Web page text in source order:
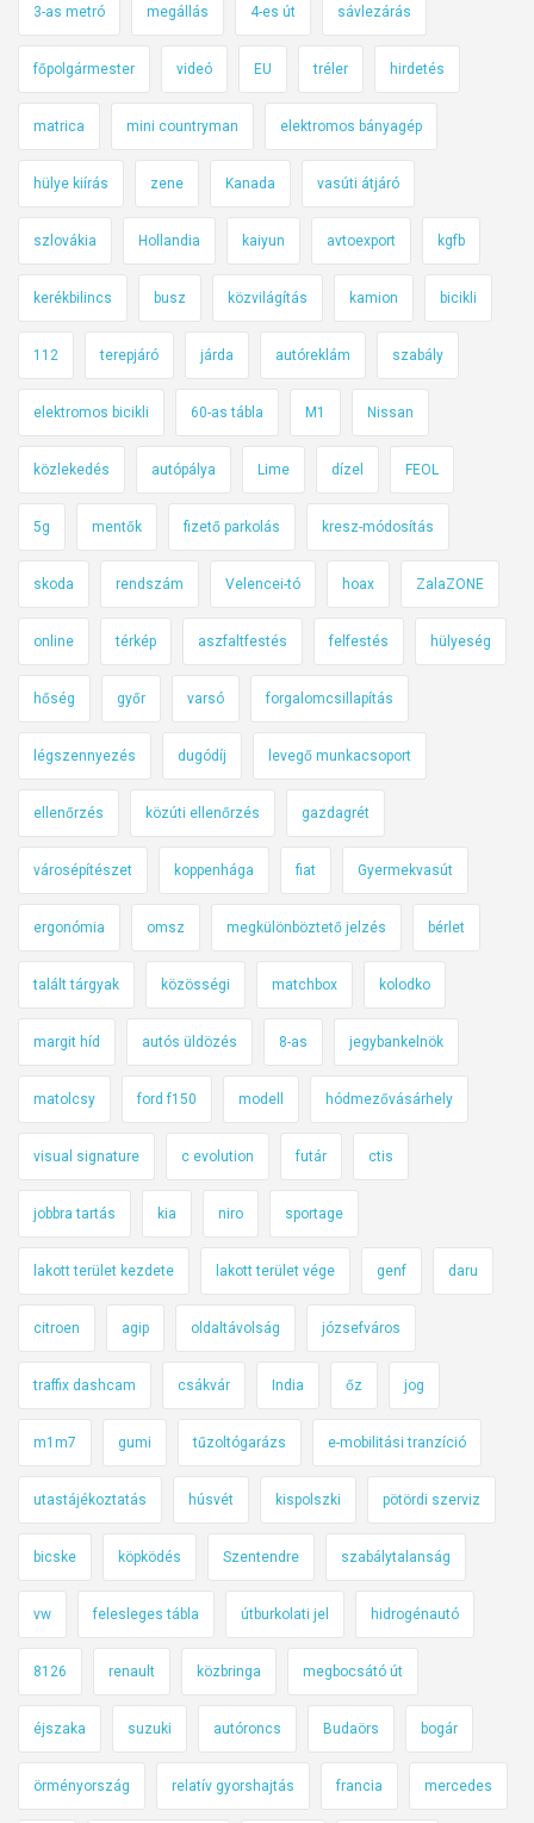
s
z
s
o
f
r
k
i
g
e
i
ö
l
e
k
é
s
b
i
z
t
o
s
g
ö
s
s
z
f
g
a
3-as metró megállás 4-es út sávlezárás
főpolgármester videó EU tréler hirdetés
matrica mini countryman elektromos bányagép
hülye kiírás zene Kanada vasúti átjáró
szlovákia Hollandia kaiyun avtoexport kgfb
kerékbilincs busz közvilágítás kamion bicikli
112 terepjáró járda autóreklám szabály
elektromos bicikli 60-as tábla M1 Nissan
közlekedés autópálya Lime dízel FEOL
5g mentők fizető parkolás kresz-módosítás
skoda rendszám Velencei-tó hoax ZalaZONE
online térkép aszfaltfestés felfestés hülyeség
hőség győr varsó forgalomcsillapítás
légszennyezés dugódíj levegő munkacsoport
ellenőrzés közúti ellenőrzés gazdagrét
városépítészet koppenhága fiat Gyermekvasút
ergonómia omsz megkülönböztető jelzés bérlet
talált tárgyak közösségi matchbox kolodko
margit híd autós üldözés 8-as jegybankelnök
matolcsy ford f150 modell hódmezővásárhely
visual signature c evolution futár ctis
jobbra tartás kia niro sportage
lakott terület kezdete lakott terület vége genf daru
citroen agip oldaltávolság józsefváros
traffix dashcam csákvár India őz jog
m1m7 gumi tűzoltógarázs e-mobilitási tranzíció
utastájékoztatás húsvét kispolszki pötördi szerviz
bicske köpködés Szentendre szabálytalanság
vw felesleges tábla útburkolati jel hidrogénautó
8126 renault közbringa megbocsátó út
éjszaka suzuki autóroncs Budaörs bogár
örményország relatív gyorshajtás francia mercedes